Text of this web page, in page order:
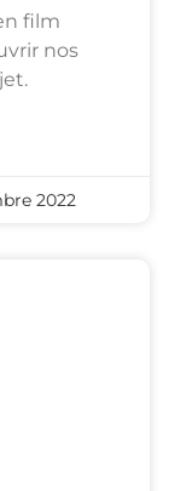
film
nos
2022